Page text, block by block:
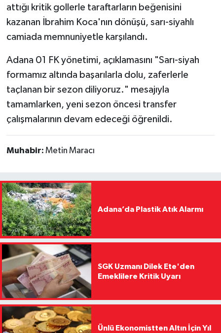
attığı kritik gollerle taraftarların beğenisini
kazanan İbrahim Koca'nın dönüşü, sarı-siyahlı
camiada memnuniyetle karşılandı.
Adana 01 FK yönetimi, açıklamasını "Sarı-siyah
formamız altında başarılarla dolu, zaferlerle
taçlanan bir sezon diliyoruz." mesajıyla
tamamlarken, yeni sezon öncesi transfer
çalışmalarının devam edeceği öğrenildi.
Muhabir: Metin Maracı
Adana’da Plastik Atık Alarmı
SGK Uzmanı Dilek Ete'den
Emeklilere Kritik Uyarı
Ünlü Ekonomistten Altın İçin Yıl